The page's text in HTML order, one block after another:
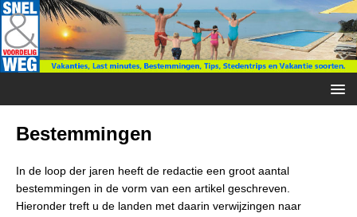
Bestemmingen
In de loop der jaren heeft de redactie een groot aantal
bestemmingen in de vorm van een artikel geschreven.
Hieronder treft u de landen met daarin verwijzingen naar